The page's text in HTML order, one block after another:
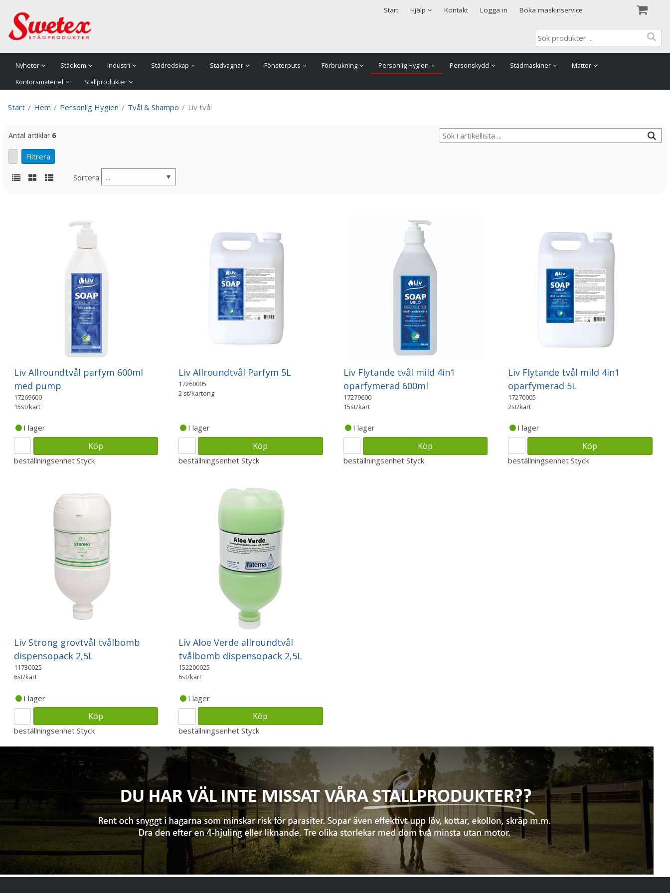
Start Hjälp
Säkerhet & Cookies Kontakt Logga in Boka maskinservice
Nyheter Städkem Industri Städredskap Städvagnar Fönsterputs Förbrukning Personlig Hygien Personskydd Städmaskiner
Mattor
Kontorsmateriel
Stallprodukter
Start / Hem / Personlig Hygien / Tvål & Shampo / Liv tvål
Antal artiklar 6
Sortera ...
Liv Allroundtvål parfym 600ml
med pump
17269600
15st/kart
I lager
Köp
beställningsenhet Styck
Liv Allroundtvål Parfym 5L
17260005
2 st/kartong
I lager
Köp
beställningsenhet Styck
Liv Flytande tvål mild 4in1
oparfymerad 600ml
17279600
15st/kart
I lager
Köp
beställningsenhet Styck
Liv Flytande tvål mild 4in1
oparfymerad 5L
17270005
2st/kart
I lager
Köp
beställningsenhet Styck
Liv Strong grovtvål tvålbomb
dispensopack 2,5L
11730025
6st/kart
I lager
Köp
beställningsenhet Styck
Liv Aloe Verde allroundtvål
tvålbomb dispensopack 2,5L
152200025
6st/kart
I lager
Köp
beställningsenhet Styck